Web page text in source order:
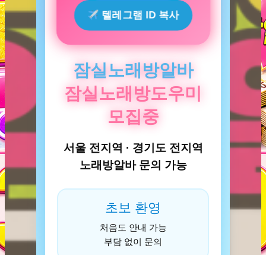
텔레그램 ID 복사
잠실노래방알바
잠실노래방도우미
모집중
서울 전지역 · 경기도 전지역
노래방알바 문의 가능
초보 환영
처음도 안내 가능
부담 없이 문의